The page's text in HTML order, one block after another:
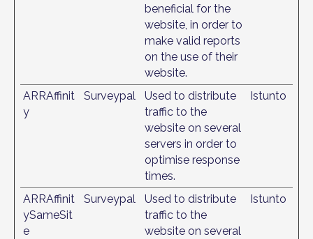
beneficial for the
website, in order to
make valid reports
on the use of their
website.
ARRAffinit
y
Surveypal
Used to distribute
traffic to the
website on several
servers in order to
optimise response
times.
Istunto
ARRAffinit
ySameSit
e
Surveypal
Used to distribute
traffic to the
website on several
Istunto